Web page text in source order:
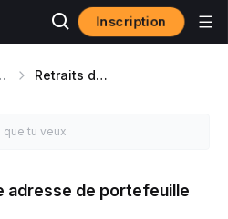
Inscription
Cryptos Retraits de Cryptos On-chain
adresse de portefeuille